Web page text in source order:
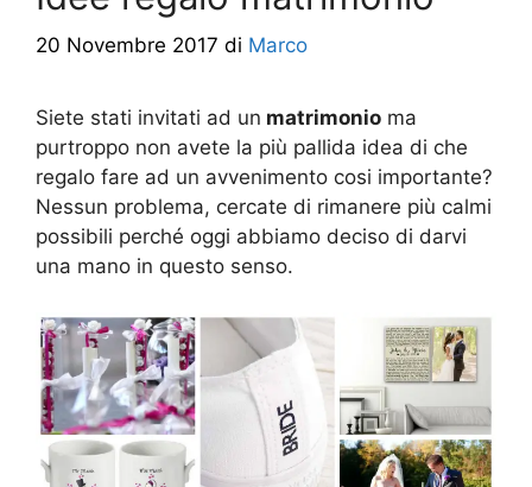
20 Novembre 2017 di Marco
Siete stati invitati ad un matrimonio ma
purtroppo non avete la più pallida idea di che
regalo fare ad un avvenimento cosi importante?
Nessun problema, cercate di rimanere più calmi
possibili perché oggi abbiamo deciso di darvi
una mano in questo senso.